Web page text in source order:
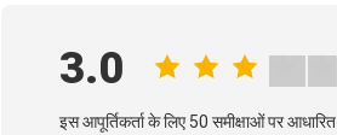
3.0
इस आपूर्तिकर्ता के लिए 50 समीक्षाओं पर आधारित